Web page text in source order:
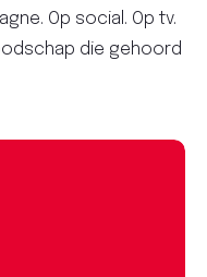
Op social. Op tv.
die gehoord